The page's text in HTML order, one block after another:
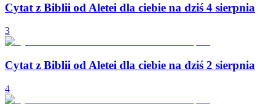
Cytat z Biblii od Aletei dla ciebie na dziś 4 sierpnia
3
Cytat z Biblii od Aletei dla ciebie na dziś 2 sierpnia
4